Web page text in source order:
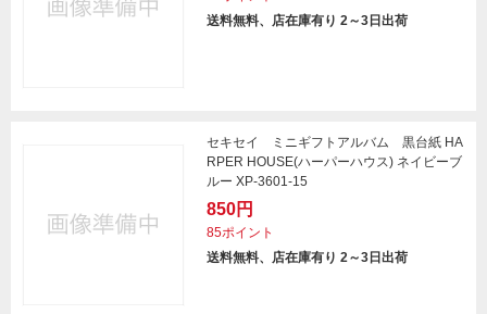
送料無料、店在庫有り 2～3日出荷
セキセイ ミニギフトアルバム 黒台紙 HA
RPER HOUSE(ハーパーハウス) ネイビーブ
ルー XP-3601-15
850円
85ポイント
送料無料、店在庫有り 2～3日出荷